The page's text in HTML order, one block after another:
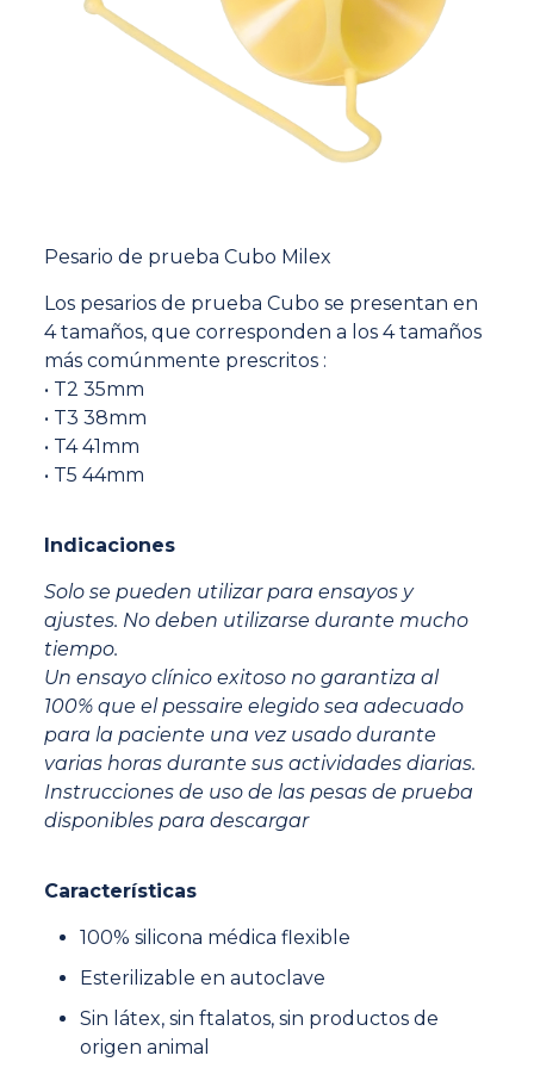
Pesario de prueba Cubo Milex
Los pesarios de prueba Cubo se presentan en
4 tamaños, que corresponden a los 4 tamaños
más comúnmente prescritos :
• T2 35mm
• T3 38mm
• T4 41mm
• T5 44mm
Indicaciones
Solo se pueden utilizar para ensayos y
ajustes. No deben utilizarse durante mucho
tiempo.
Un ensayo clínico exitoso no garantiza al
100% que el pessaire elegido sea adecuado
para la paciente una vez usado durante
varias horas durante sus actividades diarias.
Instrucciones de uso de las pesas de prueba
disponibles para descargar
Características
100% silicona médica flexible
Esterilizable en autoclave
Sin látex, sin ftalatos, sin productos de
origen animal